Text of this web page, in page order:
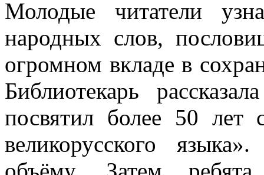
Молодые читатели
народных слов,
огромном вкладе в
Библиотекарь
посвятил более 50 лет
великорусского